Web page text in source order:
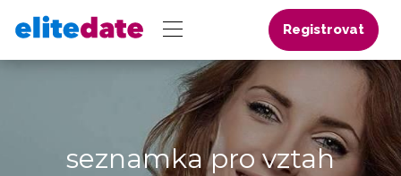
Registrovat
seznamka pro vztah